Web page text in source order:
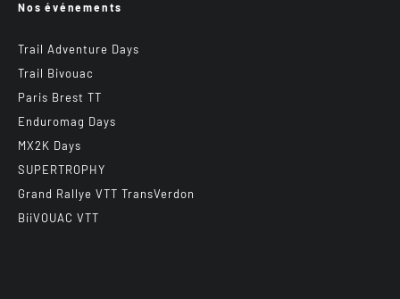
Nos événements
Trail Adventure Days
Trail Bivouac
Paris Brest TT
Enduromag Days
MX2K Days
SUPERTROPHY
Grand Rallye VTT TransVerdon
BiiVOUAC VTT